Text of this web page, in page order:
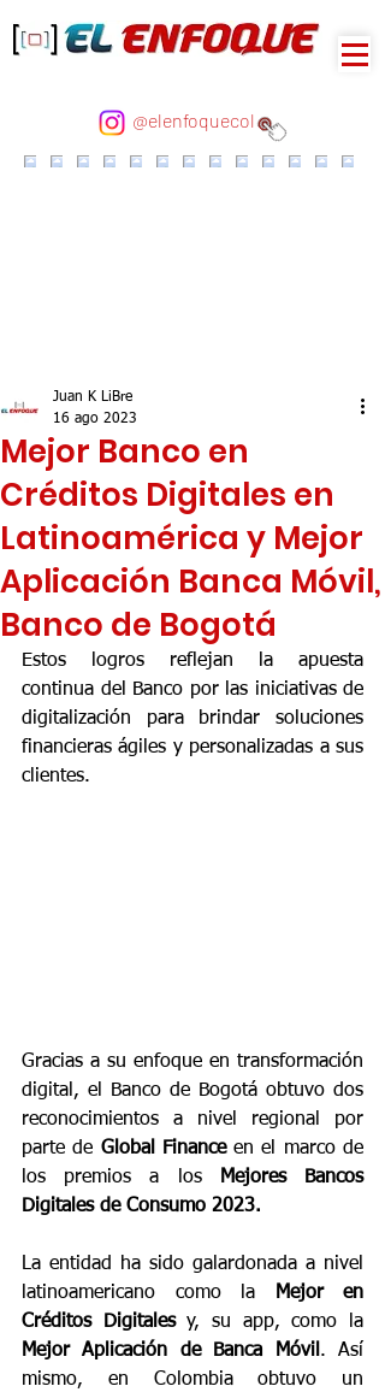
@elenfoquecol
Mejor Banco en
Créditos Digitales en
Latinoamérica y Mejor
Aplicación Banca Móvil,
Banco de Bogotá
Juan K LiBre
16 ago 2023
Estos logros reflejan la apuesta
continua del Banco por las iniciativas de
digitalización para brindar soluciones
financieras ágiles y personalizadas a sus
clientes.
Gracias a su enfoque en transformación
digital, el Banco de Bogotá obtuvo dos
reconocimientos a nivel regional por
parte de Global Finance en el marco de
los premios a los Mejores Bancos
Digitales de Consumo 2023.
La entidad ha sido galardonada a nivel
latinoamericano como la Mejor en
Créditos Digitales
Mejor Aplicación de Banca Móvil. Así
mismo, en Colombia obtuvo un